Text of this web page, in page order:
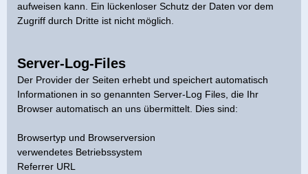
aufweisen kann. Ein lückenloser Schutz der Daten vor dem
Zugriff durch Dritte ist nicht möglich.
Server-Log-Files
Der Provider der Seiten erhebt und speichert automatisch
Informationen in so genannten Server-Log Files, die Ihr
Browser automatisch an uns übermittelt. Dies sind:
Browsertyp und Browserversion
verwendetes Betriebssystem
Referrer URL